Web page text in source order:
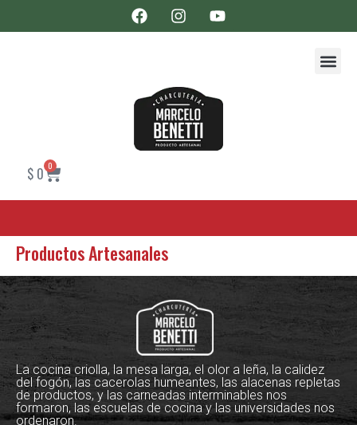
$ 0 0
Productos Artesanales
La cocina criolla, la mesa larga, el olor a leña, la calidez
del fogón, las cacerolas humeantes, las alacenas repletas
de productos, y las carneadas interminables nos
formaron, las escuelas de cocina y las universidades nos
ordenaron.